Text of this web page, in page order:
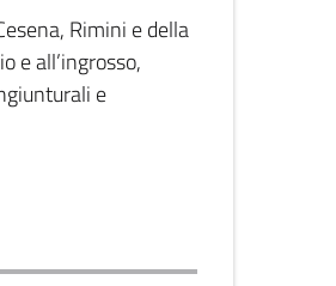
Rimini e della
e all’ingrosso,
e